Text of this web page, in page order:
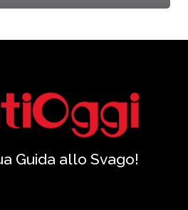
Guida allo Svago!